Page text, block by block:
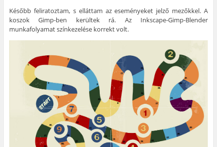
Később feliratoztam, s elláttam az eseményeket jelző mezőkkel. A
koszok Gimp-ben kerültek rá. Az Inkscape-Gimp-Blender
munkafolyamat színkezelése korrekt volt.